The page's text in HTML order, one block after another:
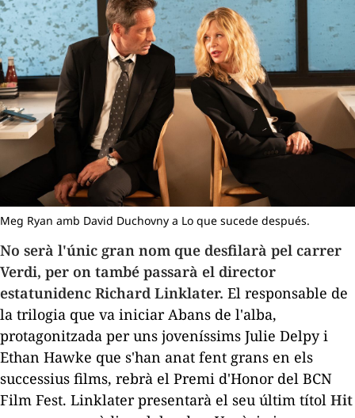
Meg Ryan amb David Duchovny a Lo que sucede después.
No serà l'únic gran nom que desfilarà pel carrer
Verdi, per on també passarà el director
estatunidenc Richard Linklater. El responsable de
la trilogia que va iniciar Abans de l'alba,
protagonitzada per uns joveníssims Julie Delpy i
Ethan Hawke que s'han anat fent grans en els
successius films, rebrà el Premi d'Honor del BCN
Film Fest. Linklater presentarà el seu últim títol Hit